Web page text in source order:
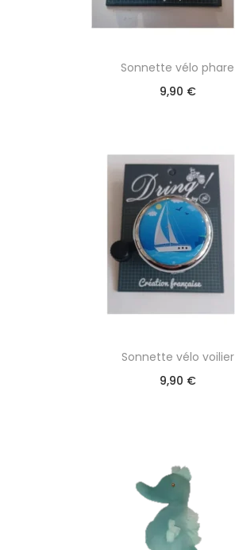
Sonnette vélo phare
9,90 €
Sonnette vélo voilier
9,90 €